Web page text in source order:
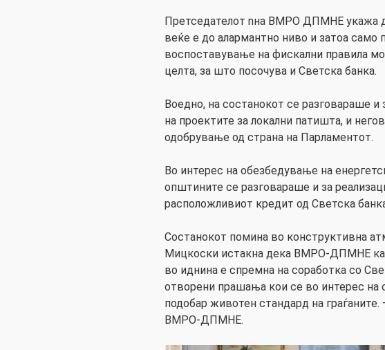
Претседателот nна ВМРО ДПМНЕ укажа
веќе е до алармантно ниво и затоа само
воспоставување на фискални правила
целта, за што посочува и Светска банка.
Воедно, на состанокот се разговараше и
на проектите за локални патишта, и
одобрување од страна на Парламентот.
Во интерес на обезбедување на
општините се разговараше и за
расположливиот кредит од Светска
Состанокот помина во конструктивна
Мицкоски истакна дека ВМРО-ДПМНЕ
во иднина е спремна на соработка со
отворени прашања кои се во интерес на
подобар животен стандард на
ВМРО-ДПМНЕ.